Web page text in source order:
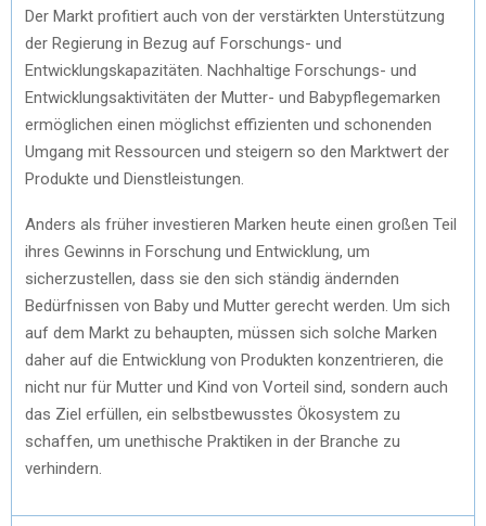
Der Markt profitiert auch von der verstärkten Unterstützung
der Regierung in Bezug auf Forschungs- und
Entwicklungskapazitäten. Nachhaltige Forschungs- und
Entwicklungsaktivitäten der Mutter- und Babypflegemarken
ermöglichen einen möglichst effizienten und schonenden
Umgang mit Ressourcen und steigern so den Marktwert der
Produkte und Dienstleistungen.
Anders als früher investieren Marken heute einen großen Teil
ihres Gewinns in Forschung und Entwicklung, um
sicherzustellen, dass sie den sich ständig ändernden
Bedürfnissen von Baby und Mutter gerecht werden. Um sich
auf dem Markt zu behaupten, müssen sich solche Marken
daher auf die Entwicklung von Produkten konzentrieren, die
nicht nur für Mutter und Kind von Vorteil sind, sondern auch
das Ziel erfüllen, ein selbstbewusstes Ökosystem zu
schaffen, um unethische Praktiken in der Branche zu
verhindern.